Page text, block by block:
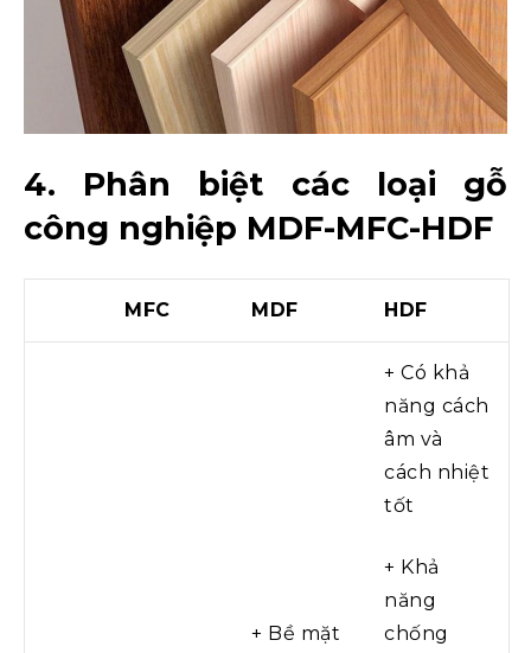
4. Phân biệt các loại gỗ
công nghiệp MDF-MFC-HDF
MFC MDF HDF
+ Bề mặt
+ Có khả
năng cách
âm và
cách nhiệt
tốt
+ Khả
năng
chống